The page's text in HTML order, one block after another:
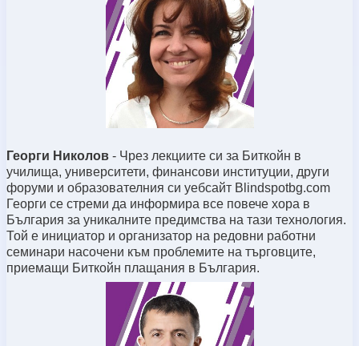
Георги Николов - Чрез лекциите си за Биткойн в
училища, университети, финансови институции, други
форуми и образователния си уебсайт Blindspotbg.com
Георги се стреми да информира все повече хора в
България за уникалните предимства на тази технология.
Той е инициатор и организатор на редовни работни
семинари насочени към проблемите на търговците,
приемащи Биткойн плащания в България.